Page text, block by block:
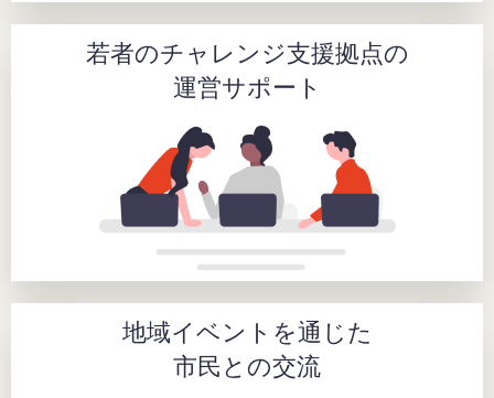
若者のチャレンジ支援拠点の
運営サポート
地域イベントを通じた
市民との交流